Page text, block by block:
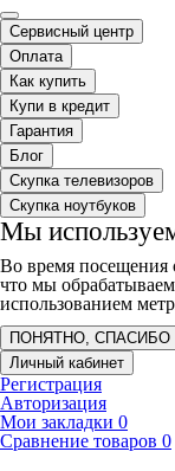
Сервисный центр
Оплата
Как купить
Купи в кредит
Гарантия
Блог
Скупка телевизоров
Скупка ноутбуков
Мы
Во время посещения
что мы
использованием
ПОНЯТНО, СПАСИБО
Личный кабинет
Регистрация
Авторизация
Мои закладки 0
Сравнение товаров 0